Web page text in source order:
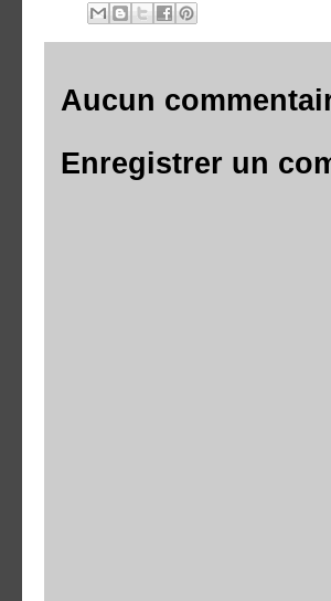
Aucun
Enregistrer un